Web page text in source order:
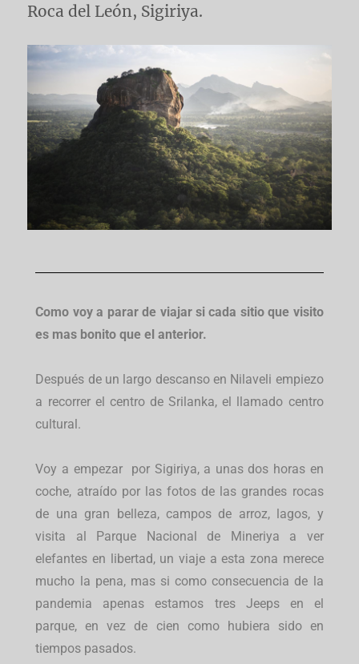
Roca del León, Sigiriya.
Como voy a parar de viajar si cada sitio que visito
es mas bonito que el anterior.
Después de un largo descanso en Nilaveli empiezo
a recorrer el centro de Srilanka, el llamado centro
cultural.
Voy a empezar por Sigiriya, a unas dos horas en
coche, atraído por las fotos de las grandes rocas
de una gran belleza, campos de arroz, lagos, y
visita al Parque Nacional de Mineriya a ver
elefantes en libertad, un viaje a esta zona merece
mucho la pena, mas si como consecuencia de la
pandemia apenas estamos tres Jeeps en el
parque, en vez de cien como hubiera sido en
tiempos pasados.